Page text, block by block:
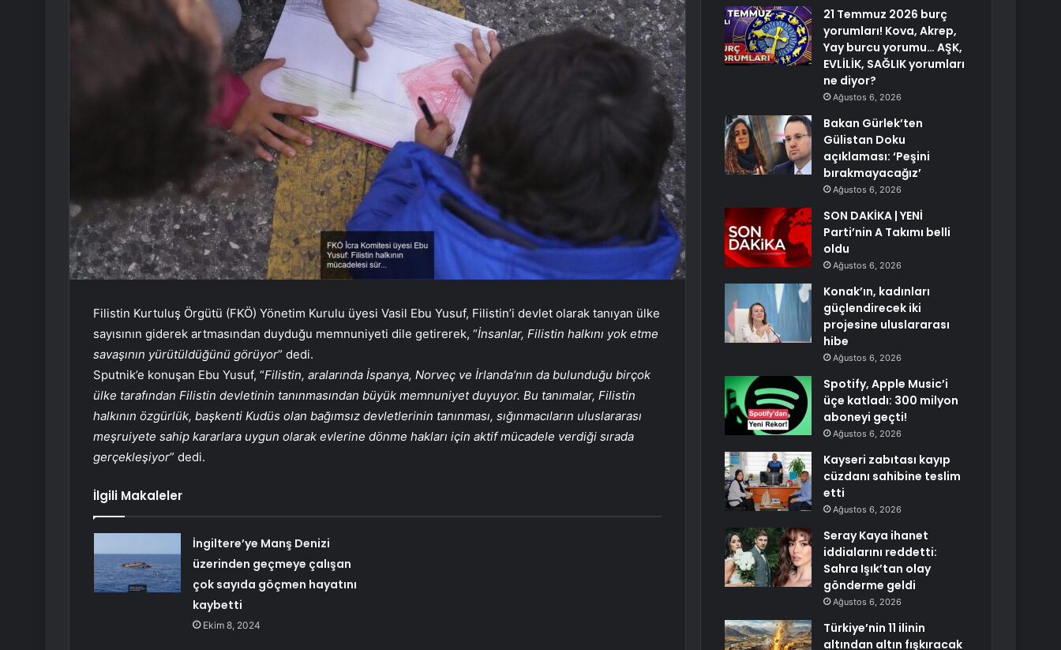
Filistin Kurtuluş Örgütü (FKÖ) Yönetim Kurulu üyesi Vasil Ebu Yusuf, Filistin’i devlet olarak tanıyan ülke
sayısının giderek artmasından duyduğu memnuniyeti dile getirerek, “İnsanlar, Filistin halkını yok etme
savaşının yürütüldüğünü görüyor” dedi.
Sputnik’e konuşan Ebu Yusuf, “Filistin, aralarında İspanya, Norveç ve İrlanda’nın da bulunduğu birçok
ülke tarafından Filistin devletinin tanınmasından büyük memnuniyet duyuyor. Bu tanımalar, Filistin
halkının özgürlük, başkenti Kudüs olan bağımsız devletlerinin tanınması, sığınmacıların uluslararası
meşruiyete sahip kararlara uygun olarak evlerine dönme hakları için aktif mücadele verdiği sırada
gerçekleşiyor” dedi.
İlgili Makaleler
İngiltere’ye Manş Denizi
üzerinden geçmeye çalışan
çok sayıda göçmen hayatını
kaybetti
Ekim 8, 2024
21 Temmuz 2026 burç
yorumları! Kova, Akrep,
Yay burcu yorumu… AŞK,
EVLİLİK, SAĞLIK yorumları
ne diyor?
Ağustos 6, 2026
Bakan Gürlek’ten
Gülistan Doku
açıklaması: ‘Peşini
bırakmayacağız’
Ağustos 6, 2026
SON DAKİKA | YENİ
Parti’nin A Takımı belli
oldu
Ağustos 6, 2026
Konak’ın, kadınları
güçlendirecek iki
projesine uluslararası
hibe
Ağustos 6, 2026
Spotify, Apple Music’i
üçe katladı: 300 milyon
aboneyi geçti!
Ağustos 6, 2026
Kayseri zabıtası kayıp
cüzdanı sahibine teslim
etti
Ağustos 6, 2026
Seray Kaya ihanet
iddialarını reddetti:
Sahra Işık’tan olay
gönderme geldi
Ağustos 6, 2026
Türkiye’nin 11 ilinin
altından altın fışkıracak